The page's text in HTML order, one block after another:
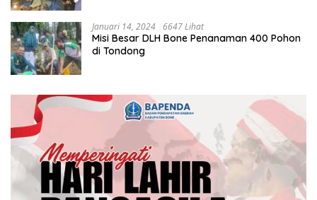
Januari 14, 2024 6647 Lihat
Misi Besar DLH Bone Penanaman 400 Pohon
di Tondong